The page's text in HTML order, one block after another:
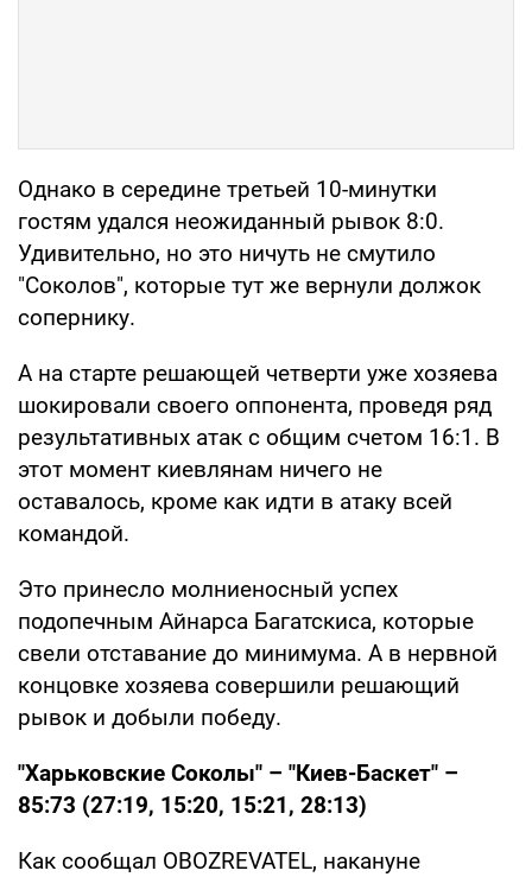
Однако в середине третьей 10-минутки
гостям удался неожиданный рывок 8:0.
Удивительно, но это ничуть не смутило
"Соколов", которые тут же вернули должок
сопернику.
А на старте решающей четверти уже хозяева
шокировали своего оппонента, проведя ряд
результативных атак с общим счетом 16:1. В
этот момент киевлянам ничего не
оставалось, кроме как идти в атаку всей
командой.
Это принесло молниеносный успех
подопечным Айнарса Багатскиса, которые
свели отставание до минимума. А в нервной
концовке хозяева совершили решающий
рывок и добыли победу.
"Харьковские Соколы" – "Киев-Баскет" –
85:73 (27:19, 15:20, 15:21, 28:13)
Как сообщал OBOZREVATEL, накануне